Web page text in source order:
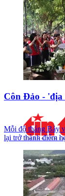
Côn Đảo -
Mỗi độ tháng Bảy
lại trở thành điểm